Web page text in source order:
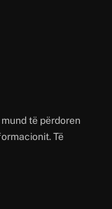
të përdoren
Të